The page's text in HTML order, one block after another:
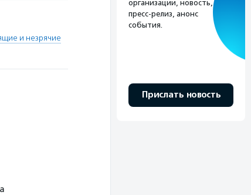
и незрячие
организации, новость,
пресс-релиз, анонс
события.
Прислать новость